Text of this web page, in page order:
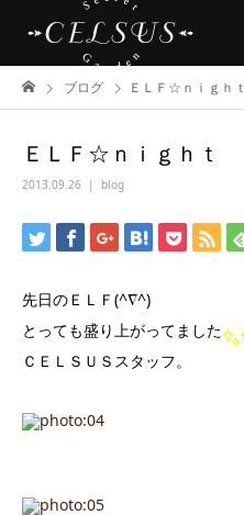
ブログ ＥＬＦ☆ｎｉｇｈｔ
ＥＬＦ☆ｎｉｇｈｔ
2013.09.26 blog
先日のＥＬＦ(^∇^)
とっても盛り上がってました
ＣＥＬＳＵＳスタッフ。